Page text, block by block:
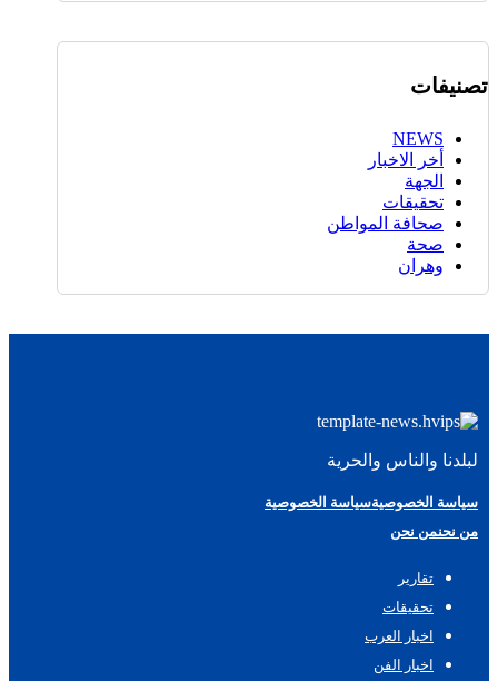
تصنيفات
NEWS
أخر الاخبار
الجهة
تحقيقات
صحافة المواطن
صحة
وهران
لبلدنا والناس والحرية
سياسة الخصوصيةسياسة الخصوصية
من نحنمن نحن
تقارير
تحقيقات
اخبار العرب
اخبار الفن